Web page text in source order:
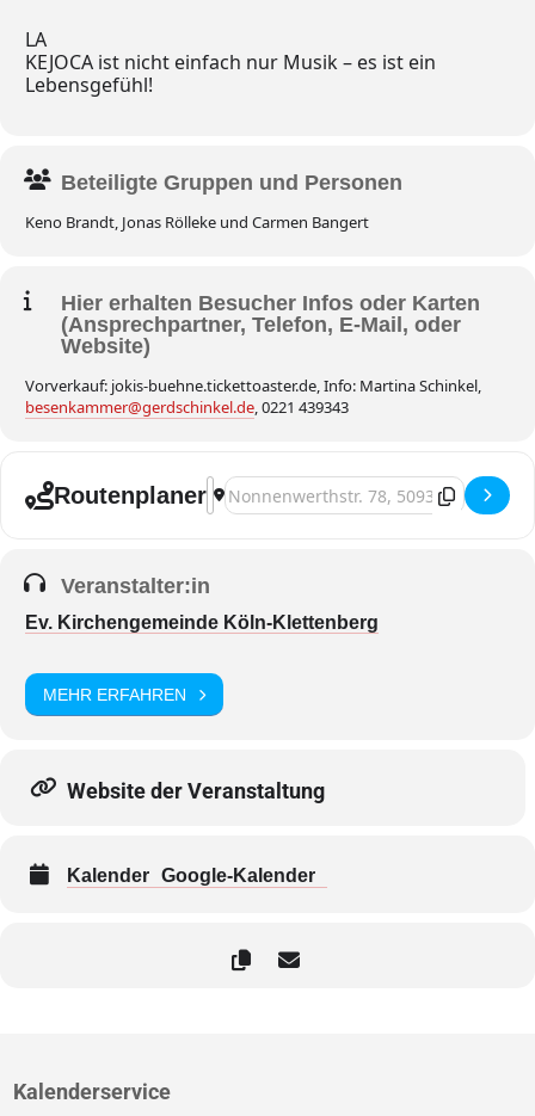
LA
KEJOCA ist nicht einfach nur Musik – es ist ein
Lebensgefühl!
Beteiligte Gruppen und Personen
Keno Brandt, Jonas Rölleke und Carmen Bangert
Hier erhalten Besucher Infos oder Karten
(Ansprechpartner, Telefon, E-Mail, oder
Website)
Vorverkauf: jokis-buehne.tickettoaster.de, Info: Martina Schinkel,
besenkammer@gerdschinkel.de, 0221 439343
RoutenplanerAddress - Köln, LA KEJOCA [hxnpa1q3v]
Destination Address - Köln, LA
Veranstalter:in
Ev. Kirchengemeinde Köln-Klettenberg
MEHR ERFAHREN
Website der Veranstaltung
Kalender Google-Kalender
Kalenderservice